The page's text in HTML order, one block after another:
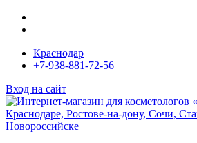
Краснодар
+7-938-881-72-56
Вход на сайт